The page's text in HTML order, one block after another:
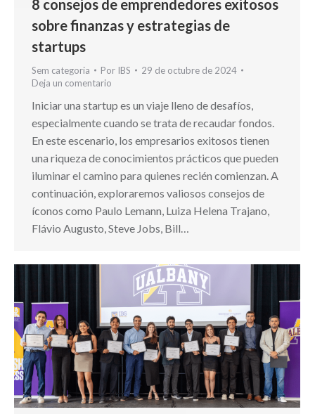
8 consejos de emprendedores exitosos
sobre finanzas y estrategias de
startups
Sem categoria Por IBS
29 de octubre de 2024
Deja un comentario
Iniciar una startup es un viaje lleno de desafíos,
especialmente cuando se trata de recaudar fondos.
En este escenario, los empresarios exitosos tienen
una riqueza de conocimientos prácticos que pueden
iluminar el camino para quienes recién comienzan. A
continuación, exploraremos valiosos consejos de
íconos como Paulo Lemann, Luiza Helena Trajano,
Flávio Augusto, Steve Jobs, Bill…